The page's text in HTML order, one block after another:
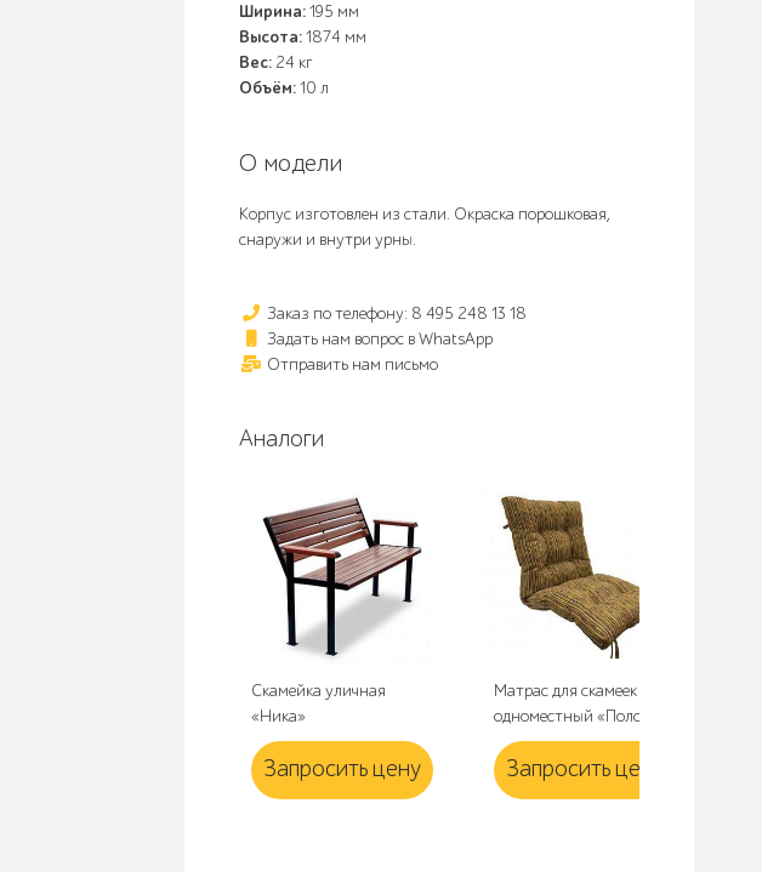
Ширина:195 мм
Высота:1874 мм
Вес: 24 кг
Объём:10 л
О модели
Корпус изготовлен из стали. Окраска порошковая,
снаружи и внутри урны.
Заказ по телефону: 8 495 248 13 18
Задать нам вопрос в WhatsApp
Отправить нам письмо
Аналоги
Скамейка уличная
«Ника»
Запросить цену
Матрас для скамеек
одноместный «Полоска»
Запросить цену